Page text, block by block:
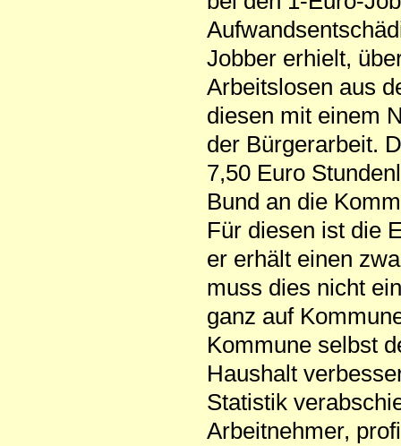
Jobber erhielt,
Arbeitslosen aus
diesen mit einem
der Bürgerarbeit.
7,50 Euro
Bund an die
Für diesen ist die
er erhält einen
muss dies nicht
ganz auf
Kommune selbst
Haushalt
Statistik
Arbeitnehmer,